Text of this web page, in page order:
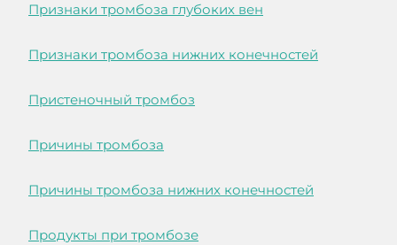
Признаки тромбоза глубоких вен
Признаки тромбоза нижних конечностей
Пристеночный тромбоз
Причины тромбоза
Причины тромбоза нижних конечностей
Продукты при тромбозе